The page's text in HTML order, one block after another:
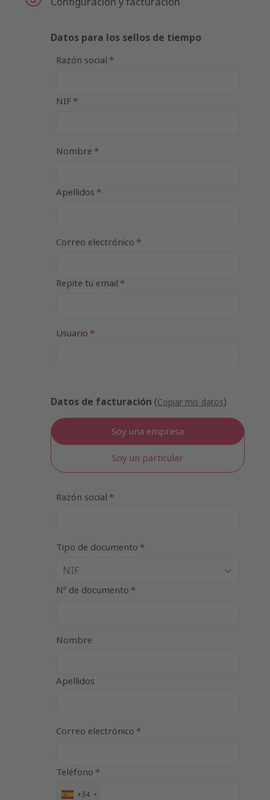
Datos para los sellos de tiempo
Razón social
NIF
Nombre
Apellidos
Correo electrónico
Repite tu email
Usuario
Datos de facturación (Copiar mis datos)
Soy una empresa
Soy un particular
Razón social
Tipo de documento
NIF
Nº de documento
Nombre
Apellidos
Correo electrónico
Teléfono
E +34